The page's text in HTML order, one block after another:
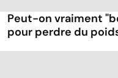
Peut-on vraiment
pour perdre du